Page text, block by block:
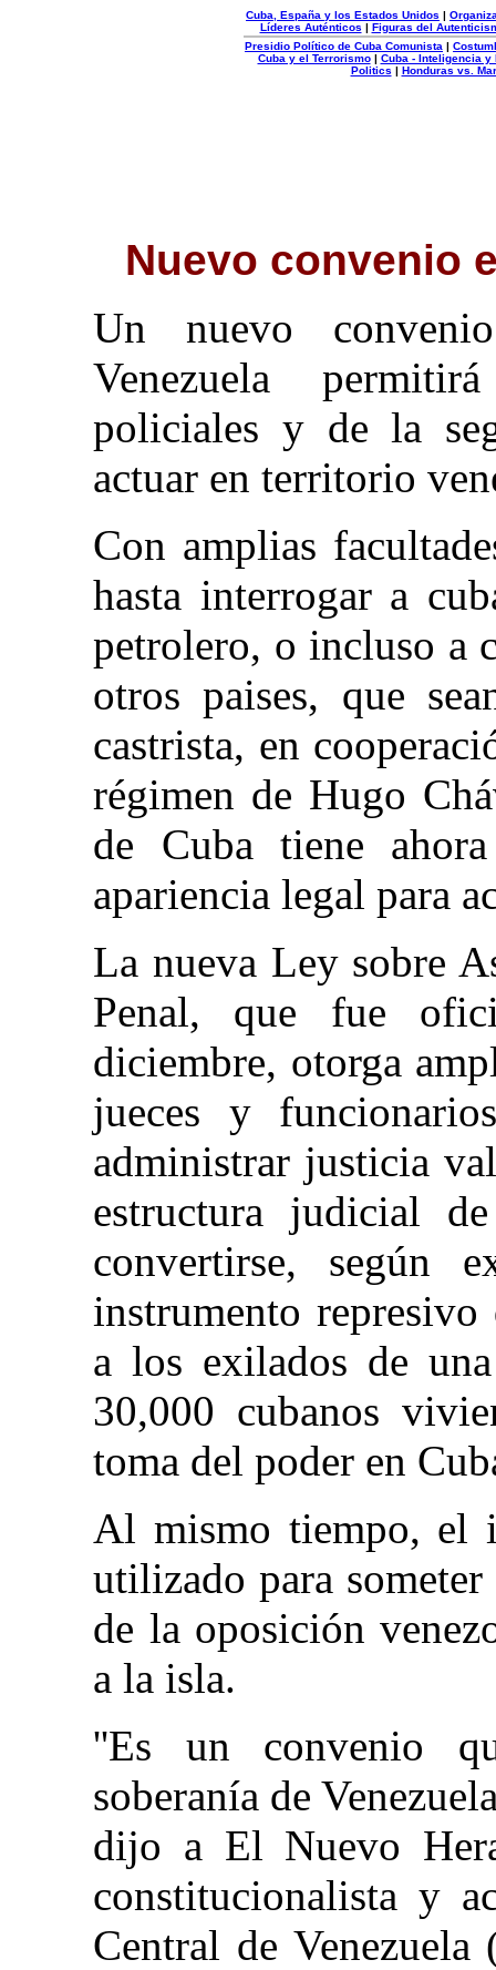
Cuba, España y los Estados Unidos |
Líderes Auténticos | Figuras del
Presidio Político de Cuba Comunista |
Cuba y el Terrorismo| Cuba - Inteligencia y
Politics | Honduras vs.
Nuevo convenio
Un nuevo
Venezuela
policiales y de la
actuar en territorio
Con amplias
hasta interrogar a
petrolero, o incluso a
otros paises, que
castrista, en
régimen de Hugo
de Cuba tiene
apariencia legal para
La nueva Ley sobre
Penal, que fue
diciembre, otorga
jueces y
administrar justicia
estructura judicial
convertirse, según
instrumento represivo
a los exilados de
30,000 cubanos
toma del poder en
Al mismo tiempo, el
utilizado para
de la oposición
a la isla.
''Es un convenio
soberanía de
dijo a El Nuevo
constitucionalista y
Central de